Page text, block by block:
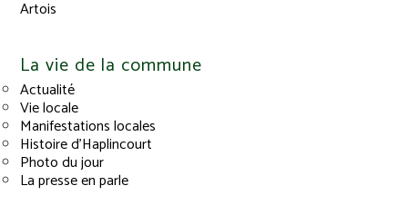
Artois
La vie de la commune
Actualité
Vie locale
Manifestations locales
Histoire d’Haplincourt
Photo du jour
La presse en parle